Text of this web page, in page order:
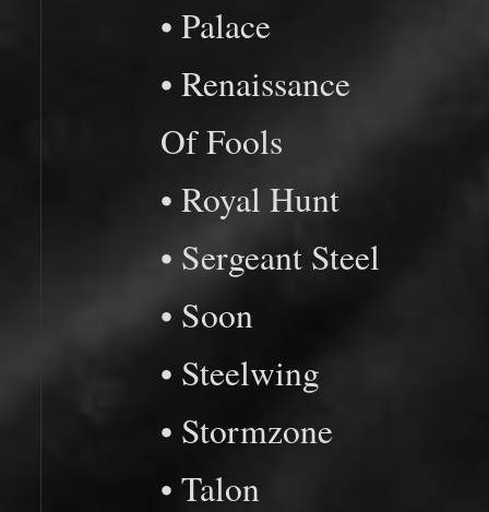
• Palace
• Renaissance
Of Fools
• Royal Hunt
• Sergeant Steel
• Soon
• Steelwing
• Stormzone
• Talon